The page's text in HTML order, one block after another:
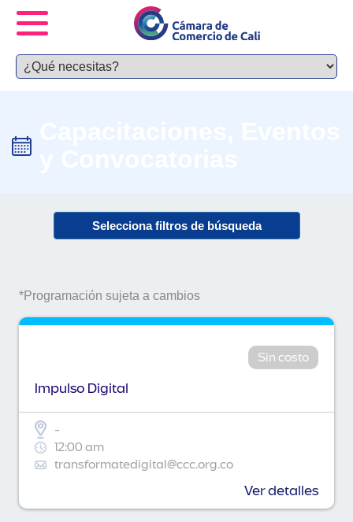
Selecciona filtros de búsqueda
*Programación sujeta a cambios
Sin costo
Impulso Digital
-
12:00 am
transformatedigital@ccc.org.co
Ver detalles